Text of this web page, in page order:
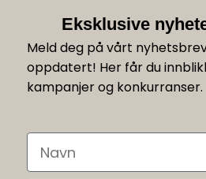
Eksklusive
Meld deg på vårt
oppdatert! Her får du
kampanjer og konkurranser.
Navn